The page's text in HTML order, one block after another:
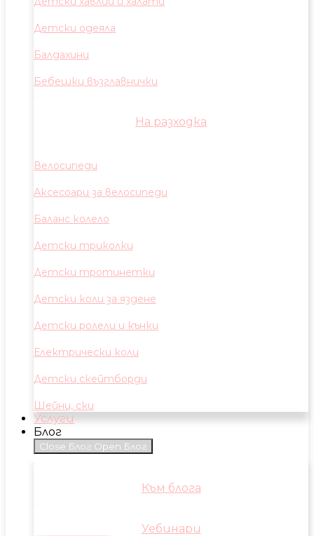
Детски одеяла
Балдахини
Бебешки възглавнички
На разходка
Велосипеди
Аксесоари за велосипеди
Баланс колело
Детски триколки
Детски тротинетки
Детски коли за яздене
Детски ролели и кънки
Електрически коли
Детски скейтборди
Шейни, ски
Услуги
Блог
Close Блог Open Блог
Към блога
Уебинари